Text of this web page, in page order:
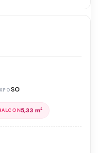
SO
5,33 m2